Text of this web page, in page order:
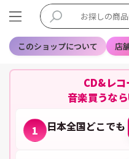
このショップについて 店
CD&レ
音楽買うな
1 日本全国どこでも